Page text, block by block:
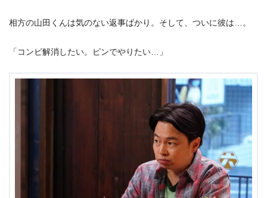
相方の山田くんは気のない返事ばかり。そして、ついに彼は…。
「コンビ解消したい。ピンでやりたい…」